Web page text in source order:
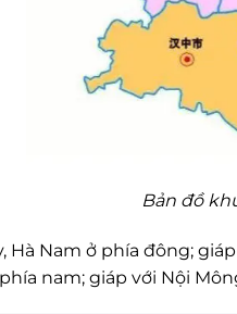
Bản đồ
Hà Nam ở phía đông;
nam; giáp với Nội